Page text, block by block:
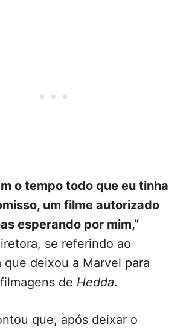
o tempo todo que eu tinha
um filme autorizado
esperando por mim,”
se referindo ao
que deixou a Marvel para
de Hedda.
que, após deixar o